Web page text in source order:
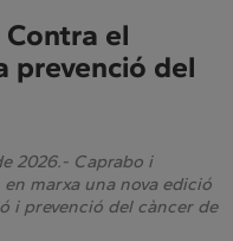
Contra el
prevenció del
2026.- Caprabo i
marxa una nova edició
i prevenció del càncer de